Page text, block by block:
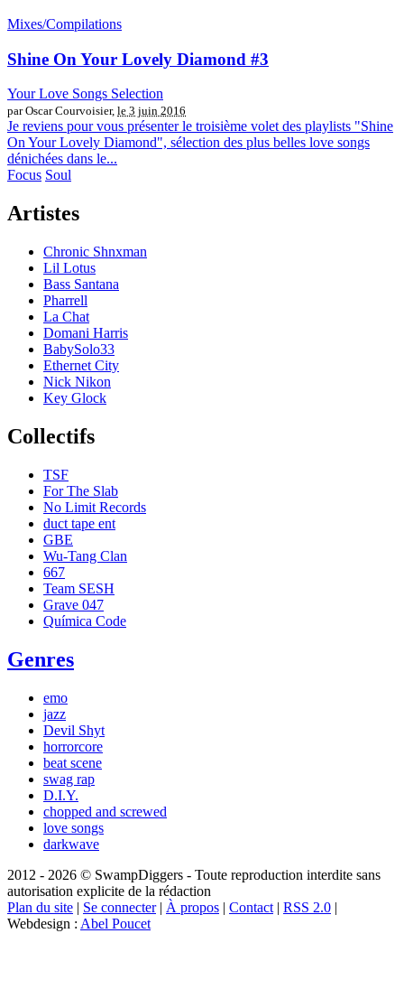
Mixes/Compilations
Shine On Your Lovely Diamond #3
Your Love Songs Selection
par Oscar Courvoisier, le 3 juin 2016
Je reviens pour vous présenter le troisième volet des playlists "Shine
On Your Lovely Diamond", sélection des plus belles love songs
dénichées dans le...
Focus Soul
Artistes
Chronic Shnxman
Lil Lotus
Bass Santana
Pharrell
La Chat
Domani Harris
BabySolo33
Ethernet City
Nick Nikon
Key Glock
Collectifs
TSF
For The Slab
No Limit Records
duct tape ent
GBE
Wu-Tang Clan
667
Team SESH
Grave 047
Química Code
Genres
emo
jazz
Devil Shyt
horrorcore
beat scene
swag rap
D.I.Y.
chopped and screwed
love songs
darkwave
2012 - 2026 © SwampDiggers - Toute reproduction interdite sans
autorisation explicite de la rédaction
Plan du site | Se connecter| À propos | Contact | RSS 2.0 |
Webdesign : Abel Poucet